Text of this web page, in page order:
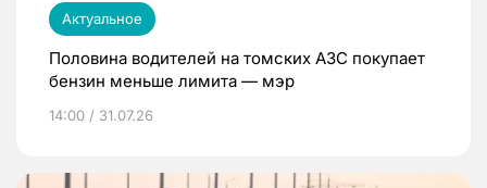
Актуальное
Половина водителей на томских АЗС покупает
бензин меньше лимита — мэр
14:00 / 31.07.26